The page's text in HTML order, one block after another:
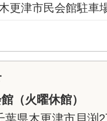
更津市民会館駐車
（火曜休館）
県木更津市貝渕